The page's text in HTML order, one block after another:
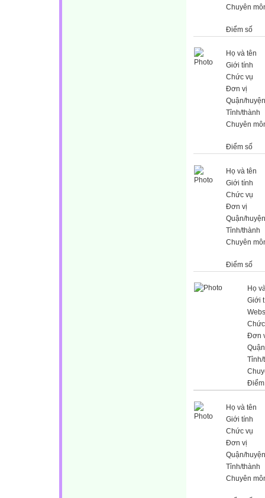
Chuyên
Điểm số
Họ và tên
Giới tính
Chức vụ
Đơn vị
Quận/huyện
Tỉnh/thành
Chuyên
Điểm số
Họ và tên
Giới tính
Chức vụ
Đơn vị
Quận/huyện
Tỉnh/thành
Chuyên
Điểm số
Họ
Giới
Đơn
Tỉnh/
Họ và tên
Giới tính
Chức vụ
Đơn vị
Quận/huyện
Tỉnh/thành
Chuyên